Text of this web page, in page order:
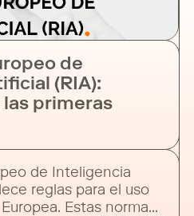
de
(RIA):
primeras
de Inteligencia
reglas para el uso
Estas normas